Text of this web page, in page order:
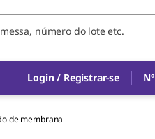
Login / Registrar-se
de membrana